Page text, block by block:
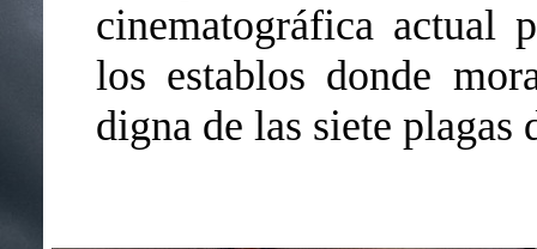
cinematográfica actual
los establos donde
digna de las siete